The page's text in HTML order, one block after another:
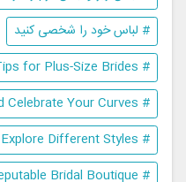
# لباس خود را شخصی کنید
# Wedding Dress Shopping Tips for Plus-Size Brides
# Embrace Your Body and Celebrate Your Curves
# Research and Explore Different Styles
# Find a Reputable Bridal Boutique